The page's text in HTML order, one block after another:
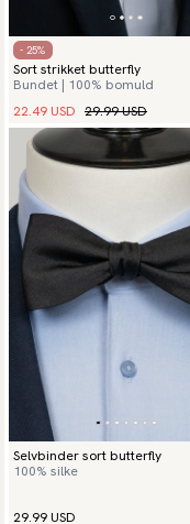
- 25%
Sort strikket butterfly
Bundet | 100% bomuld
22.49 USD 29.99 USD
Selvbinder sort butterfly
100% silke
29.99 USD